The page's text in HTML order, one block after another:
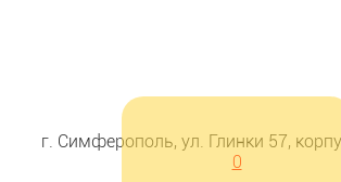
г. Симферополь, ул. Глинки 57,
0
Компас